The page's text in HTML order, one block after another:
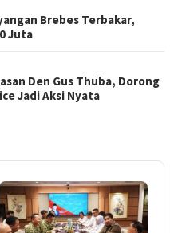
Brebes Terbakar,
Juta
Den Gus Thuba, Dorong
Jadi Aksi Nyata